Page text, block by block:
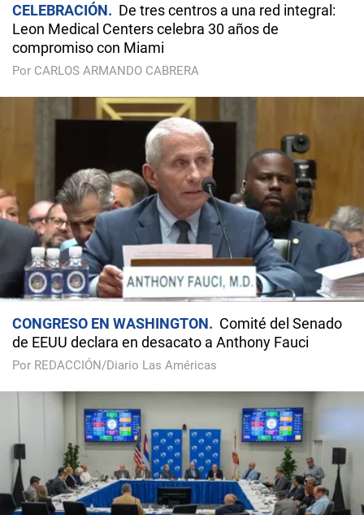
CELEBRACIÓN
De tres centros a una red integral:
Leon Medical Centers celebra 30 años de
compromiso con Miami
Por CARLOS ARMANDO CABRERA
CONGRESO EN WASHINGTON
Comité del Senado
de EEUU declara en desacato a Anthony Fauci
Por REDACCIÓN/Diario Las Américas